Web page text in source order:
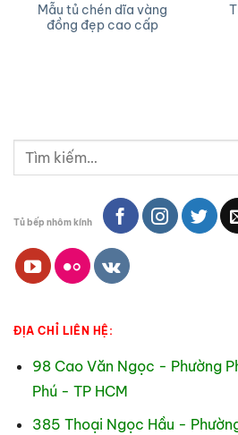
Mẫu tủ chén dĩa vàng
đồng đẹp cao cấp
Tìm
kiếm:
Tủ bếp nhôm kính
ĐỊA CHỈ LIÊN HỆ:
98 Cao Văn Ngọc - Phường
Phú - TP HCM
385 Thoại Ngọc Hầu -